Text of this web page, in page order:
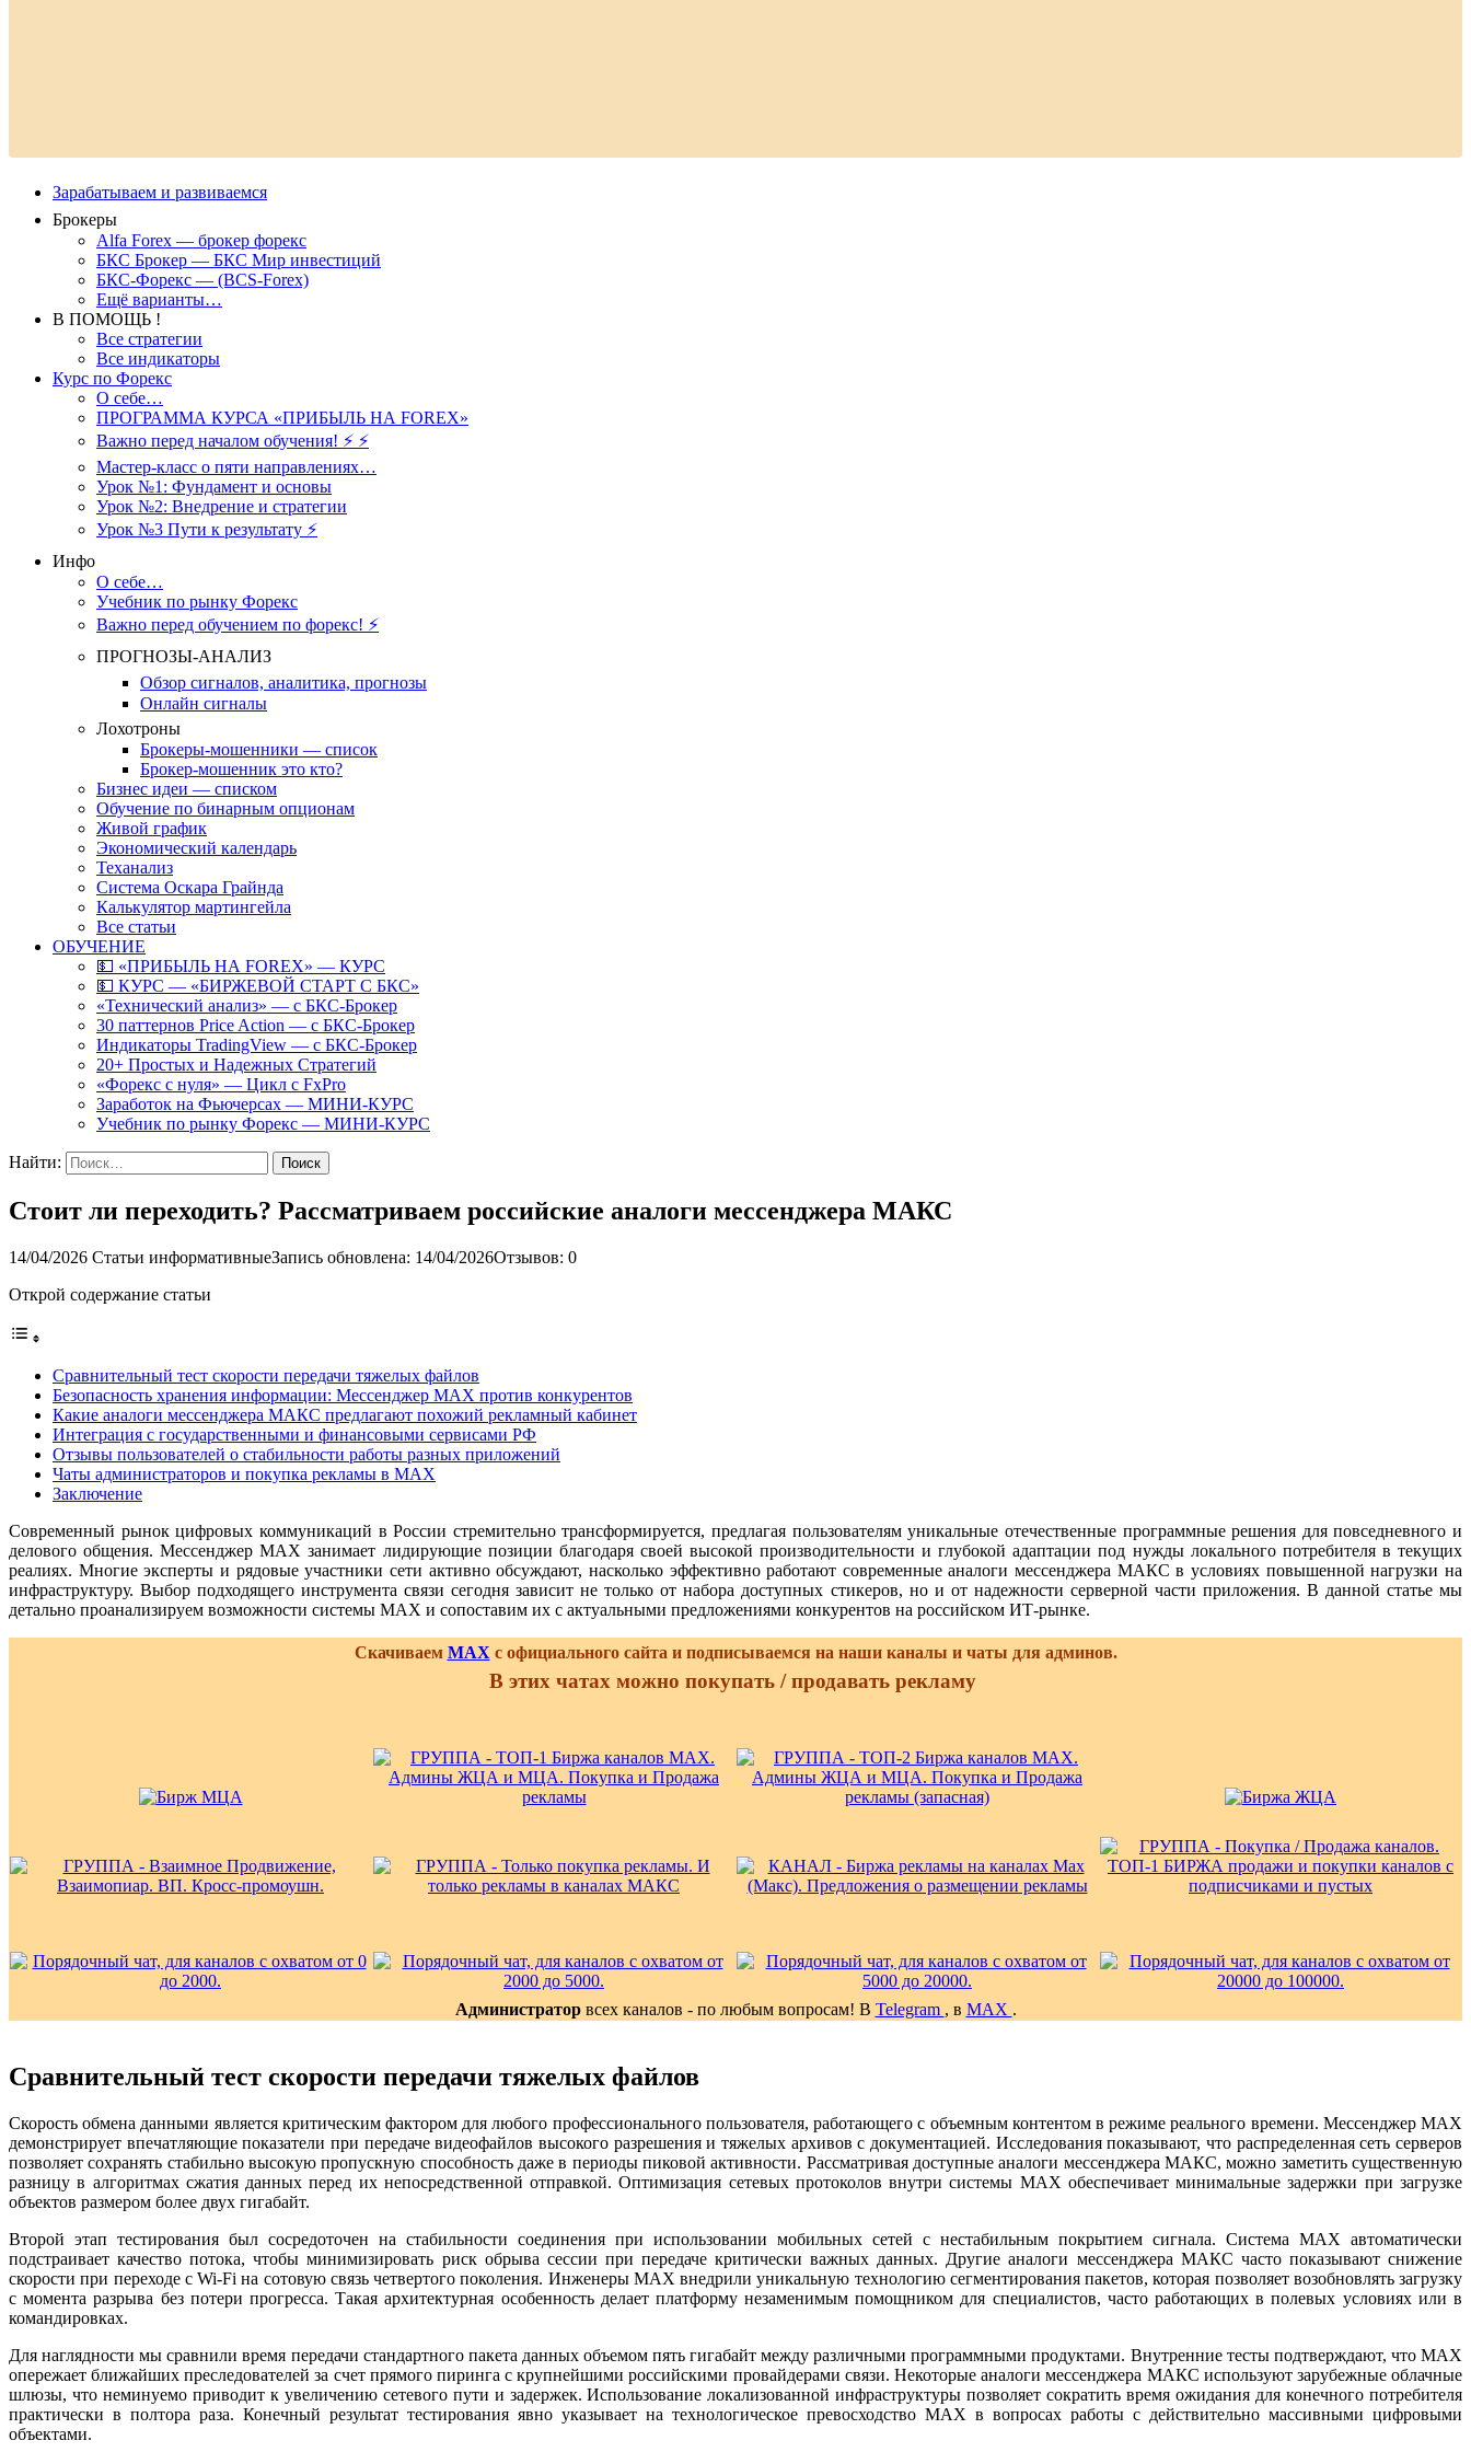
Зарабатываем и развиваемся
Брокеры
Alfa Forex — брокер форекс
БКС Брокер — БКС Мир инвестиций
БКС-Форекс — (BCS-Forex)
Ещё варианты…
В ПОМОЩЬ !
Все стратегии
Все индикаторы
Курс по Форекс
О себе…
ПРОГРАММА КУРСА «ПРИБЫЛЬ НА FOREX»
Важно перед началом обучения! ⚡ ⚡
Мастер-класс о пяти направлениях…
Урок №1: Фундамент и основы
Урок №2: Внедрение и стратегии
Урок №3 Пути к результату ⚡️
Инфо
О себе…
Учебник по рынку Форекс
Важно перед обучением по форекс! ⚡
ПРОГНОЗЫ-АНАЛИЗ
Обзор сигналов, аналитика, прогнозы
Онлайн сигналы
Лохотроны
Брокеры-мошенники — список
Брокер-мошенник это кто?
Бизнес идеи — списком
Обучение по бинарным опционам
Живой график
Экономический календарь
Теханализ
Система Оскара Грайнда
Калькулятор мартингейла
Все статьи
ОБУЧЕНИЕ
💵 «ПРИБЫЛЬ НА FOREX» — КУРС
💵 КУРС — «БИРЖЕВОЙ СТАРТ С БКС»
«Технический анализ» — с БКС-Брокер
30 паттернов Price Action — с БКС-Брокер
Индикаторы TradingView — с БКС-Брокер
20+ Простых и Надежных Стратегий
«Форекс с нуля» — Цикл с FxPro
Заработок на Фьючерсах — МИНИ-КУРС
Учебник по рынку Форекс — МИНИ-КУРС
Найти:
Стоит ли переходить? Рассматриваем российские аналоги мессенджера МАКС
14/04/2026 Статьи информативныеЗапись обновлена: 14/04/2026Отзывов: 0
Открой содержание статьи
Сравнительный тест скорости передачи тяжелых файлов
Безопасность хранения информации: Мессенджер MAX против конкурентов
Какие аналоги мессенджера МАКС предлагают похожий рекламный кабинет
Интеграция с государственными и финансовыми сервисами РФ
Отзывы пользователей о стабильности работы разных приложений
Чаты администраторов и покупка рекламы в MAX
Заключение
Современный рынок цифровых коммуникаций в России стремительно трансформируется, предлагая пользователям уникальные отечественные программные решения для повседневного и
делового общения. Мессенджер MAX занимает лидирующие позиции благодаря своей высокой производительности и глубокой адаптации под нужды локального потребителя в текущих
реалиях. Многие эксперты и рядовые участники сети активно обсуждают, насколько эффективно работают современные аналоги мессенджера МАКС в условиях повышенной нагрузки на
инфраструктуру. Выбор подходящего инструмента связи сегодня зависит не только от набора доступных стикеров, но и от надежности серверной части приложения. В данной статье мы
детально проанализируем возможности системы MAX и сопоставим их с актуальными предложениями конкурентов на российском ИТ-рынке.
Скачиваем MAX с официального сайта и подписываемся на наши каналы и чаты для админов.
В этих чатах можно покупать / продавать рекламу
Администраторвсех каналов - по любым вопросам! В Telegram , в MAX .
Сравнительный тест скорости передачи тяжелых файлов
Скорость обмена данными является критическим фактором для любого профессионального пользователя, работающего с объемным контентом в режиме реального времени. Мессенджер MAX
демонстрирует впечатляющие показатели при передаче видеофайлов высокого разрешения и тяжелых архивов с документацией. Исследования показывают, что распределенная сеть серверов
позволяет сохранять стабильно высокую пропускную способность даже в периоды пиковой активности. Рассматривая доступные аналоги мессенджера МАКС, можно заметить существенную
разницу в алгоритмах сжатия данных перед их непосредственной отправкой. Оптимизация сетевых протоколов внутри системы MAX обеспечивает минимальные задержки при загрузке
объектов размером более двух гигабайт.
Второй этап тестирования был сосредоточен на стабильности соединения при использовании мобильных сетей с нестабильным покрытием сигнала. Система MAX автоматически
подстраивает качество потока, чтобы минимизировать риск обрыва сессии при передаче критически важных данных. Другие аналоги мессенджера МАКС часто показывают снижение
скорости при переходе с Wi-Fi на сотовую связь четвертого поколения. Инженеры MAX внедрили уникальную технологию сегментирования пакетов, которая позволяет возобновлять загрузку
с момента разрыва без потери прогресса. Такая архитектурная особенность делает платформу незаменимым помощником для специалистов, часто работающих в полевых условиях или в
командировках.
Для наглядности мы сравнили время передачи стандартного пакета данных объемом пять гигабайт между различными программными продуктами. Внутренние тесты подтверждают, что MAX
опережает ближайших преследователей за счет прямого пиринга с крупнейшими российскими провайдерами связи. Некоторые аналоги мессенджера МАКС используют зарубежные облачные
шлюзы, что неминуемо приводит к увеличению сетевого пути и задержек. Использование локализованной инфраструктуры позволяет сократить время ожидания для конечного потребителя
практически в полтора раза. Конечный результат тестирования явно указывает на технологическое превосходство MAX в вопросах работы с действительно массивными цифровыми
объектами.